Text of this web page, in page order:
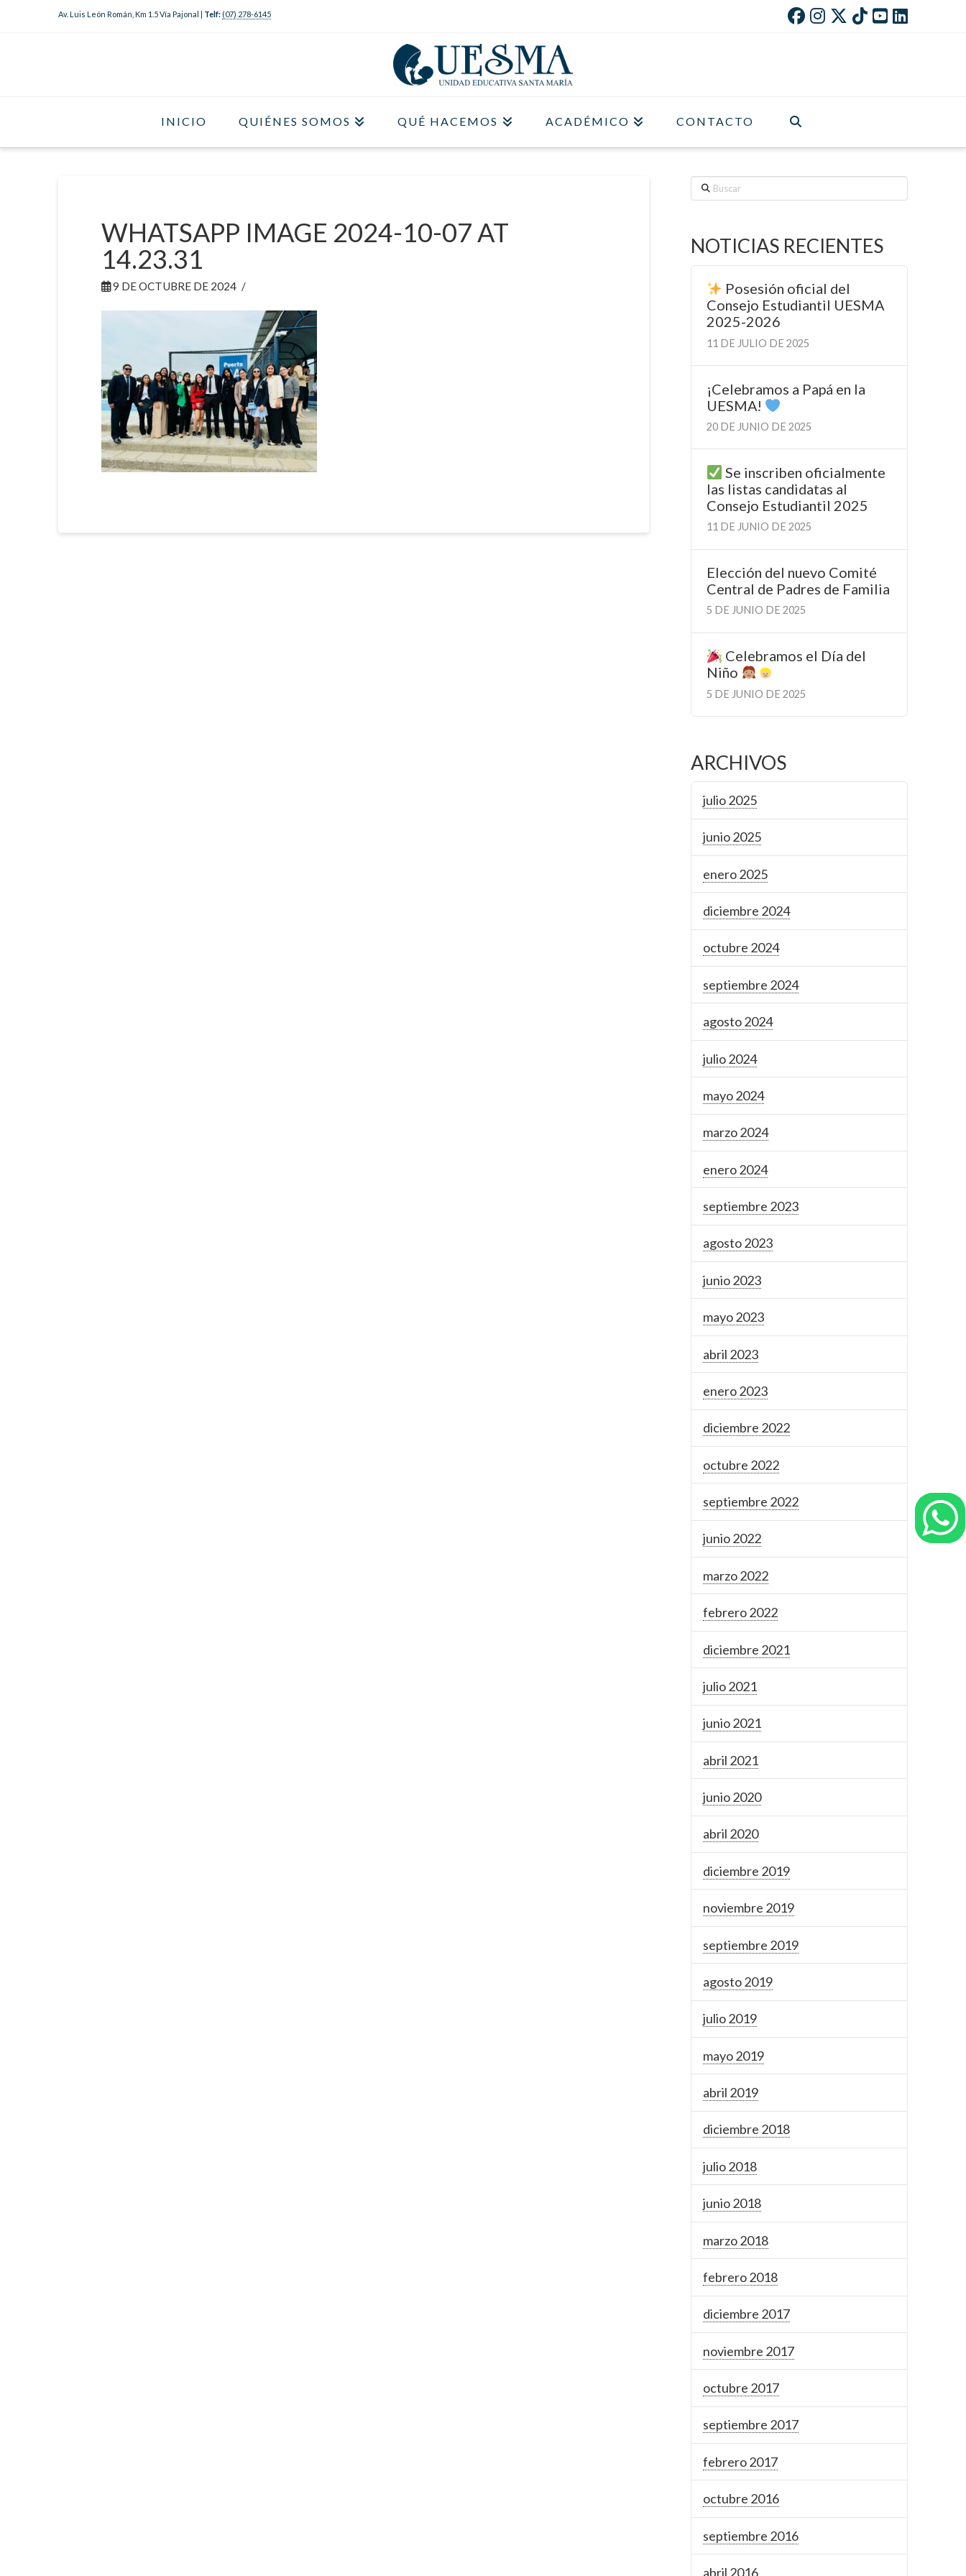
Av. Luis León Román, Km 1.5 Vía Pajonal | Telf: (07) 278-6145
INICIO QUIÉNES SOMOS QUÉ HACEMOS ACADÉMICO CONTACTO
WHATSAPP IMAGE 2024-10-07 AT
14.23.31
9 DE OCTUBRE DE 2024
Buscar
NOTICIAS RECIENTES
Posesión oficial del
Consejo Estudiantil UESMA
2025-2026
11 DE JULIO DE 2025
¡Celebramos a Papá en la
UESMA!
20 DE JUNIO DE 2025
Se inscriben oficialmente
las listas candidatas al
Consejo Estudiantil 2025
11 DE JUNIO DE 2025
Elección del nuevo Comité
Central de Padres de Familia
5 DE JUNIO DE 2025
Celebramos el Día del
Niño
5 DE JUNIO DE 2025
ARCHIVOS
julio 2025
junio 2025
enero 2025
diciembre 2024
octubre 2024
septiembre 2024
agosto 2024
julio 2024
mayo 2024
marzo 2024
enero 2024
septiembre 2023
agosto 2023
junio 2023
mayo 2023
abril 2023
enero 2023
diciembre 2022
octubre 2022
septiembre 2022
junio 2022
marzo 2022
febrero 2022
diciembre 2021
julio 2021
junio 2021
abril 2021
junio 2020
abril 2020
diciembre 2019
noviembre 2019
septiembre 2019
agosto 2019
julio 2019
mayo 2019
abril 2019
diciembre 2018
julio 2018
junio 2018
marzo 2018
febrero 2018
diciembre 2017
noviembre 2017
octubre 2017
septiembre 2017
febrero 2017
octubre 2016
septiembre 2016
abril 2016